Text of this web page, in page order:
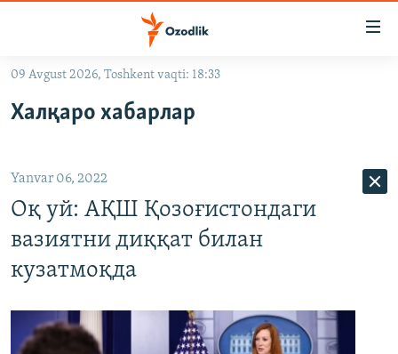
Асосий
навигацияга
Қидиришга
ўтинг
OZODVIDEO
На русском
ИЖТИМОИЙ ТАРМОҚЛАР
09 Avgust 2026, Toshkent vaqti: 18:33
Халқаро хабарлар
Yanvar 06, 2022
Оқ уй: АҚШ Қозоғистондаги
вазиятни диққат билан
кузатмоқда